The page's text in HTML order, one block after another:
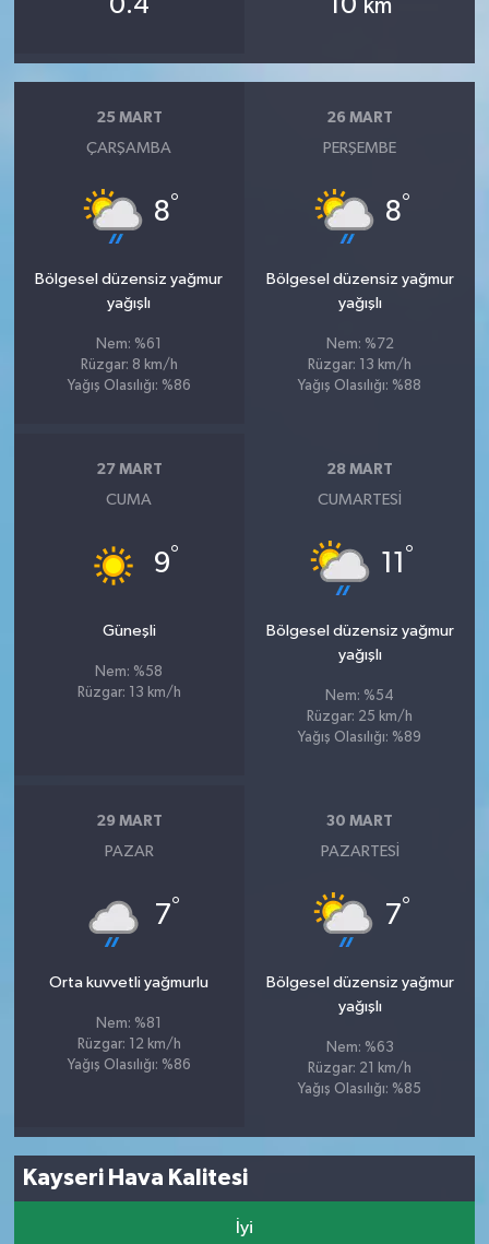
km
25 MART
ÇARŞAMBA
8°
Bölgesel düzensiz yağmur
yağışlı
Nem: %61
Rüzgar: 8 km/h
Yağış Olasılığı: %86
26 MART
PERŞEMBE
8°
Bölgesel düzensiz yağmur
yağışlı
Nem: %72
Rüzgar: 13 km/h
Yağış Olasılığı: %88
27 MART
CUMA
9°
Güneşli
Nem: %58
Rüzgar: 13 km/h
28 MART
CUMARTESI
11 °
Bölgesel düzensiz yağmur
yağışlı
Nem: %54
Rüzgar: 25 km/h
Yağış Olasılığı: %89
29 MART
PAZAR
7°
Orta kuvvetli yağmurlu
Nem: %81
Rüzgar: 12 km/h
Yağış Olasılığı: %86
30 MART
PAZARTESI
7°
Bölgesel düzensiz yağmur
yağışlı
Nem: %63
Rüzgar: 21 km/h
Yağış Olasılığı: %85
Kayseri Hava Kalitesi
İyi